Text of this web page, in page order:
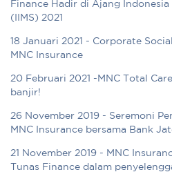
Finance Hadir di Ajang
(IIMS) 2021
18 Januari 2021 - Corporate
MNC Insurance
20 Februari 2021 -MNC Total
banjir!
26 November 2019 - Seremoni
MNC Insurance bersama Bank
21 November 2019 - MNC
Tunas Finance dalam